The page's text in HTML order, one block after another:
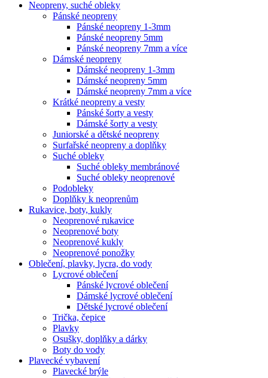
Neopreny, suché obleky
Pánské neopreny
Pánské neopreny 1-3mm
Pánské neopreny 5mm
Pánské neopreny 7mm a více
Dámské neopreny
Dámské neopreny 1-3mm
Dámské neopreny 5mm
Dámské neopreny 7mm a více
Krátké neopreny a vesty
Pánské šorty a vesty
Dámské šorty a vesty
Juniorské a dětské neopreny
Surfařské neopreny a doplňky
Suché obleky
Suché obleky membránové
Suché obleky neoprenové
Podobleky
Doplňky k neoprenům
Rukavice, boty, kukly
Neoprenové rukavice
Neoprenové boty
Neoprenové kukly
Neoprenové ponožky
Oblečení, plavky, lycra, do vody
Lycrové oblečení
Pánské lycrové oblečení
Dámské lycrové oblečení
Dětské lycrové oblečení
Trička, čepice
Plavky
Osušky, doplňky a dárky
Boty do vody
Plavecké vybavení
Plavecké brýle